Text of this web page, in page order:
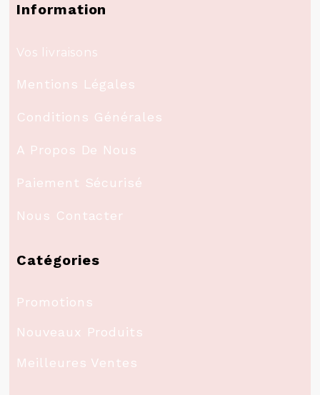
Information
Vos livraisons
Mentions Légales
Conditions Générales
A Propos De Nous
Paiement Sécurisé
Nous Contacter
Catégories
Promotions
Nouveaux Produits
Meilleures Ventes